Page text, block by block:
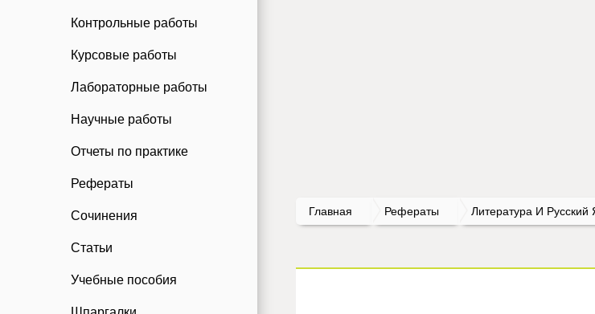
Контрольные работы
Курсовые работы
Лабораторные работы
Научные работы
Отчеты по практике
Рефераты
Сочинения
Статьи
Учебные пособия
Главная Рефераты Литература И Русский